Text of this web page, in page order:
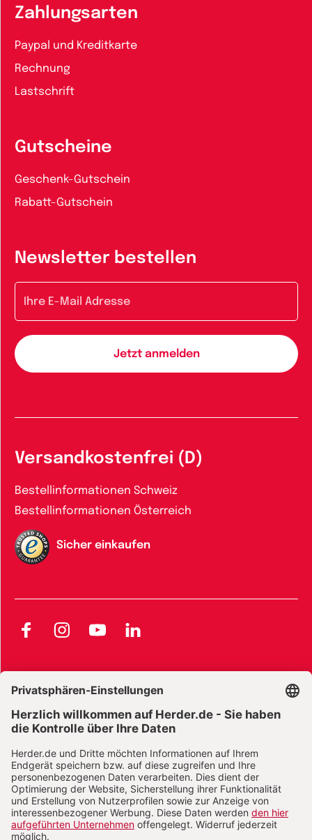
Zahlungsarten
Paypal und Kreditkarte
Rechnung
Lastschrift
Gutscheine
Geschenk-Gutschein
Rabatt-Gutschein
Newsletter bestellen
Versandkostenfrei (D)
Bestellinformationen Schweiz
Bestellinformationen Österreich
Sicher einkaufen
FacebookInstagramYouTubeLinkedIn
Widerrufsbelehrung E-Books
Widerrufsbelehrung Zeitschriften Datenschutz
Datenschutz Social Media Barrierefreiheit
Vertrag widerrufen